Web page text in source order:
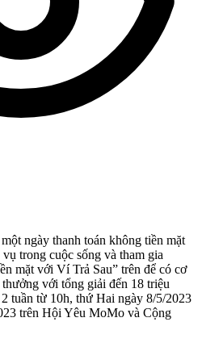
ngày thanh toán không tiền mặt
trong cuộc sống và tham gia
mặt với Ví Trả Sau” trên để có cơ
với tổng giải đến 18 triệu
tuần từ 10h, thứ Hai ngày 8/5/2023
trên Hội Yêu MoMo và Cộng